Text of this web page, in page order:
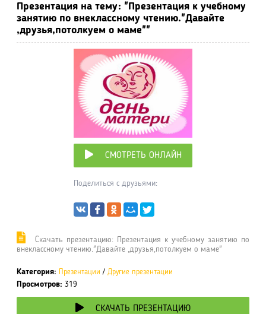
Презентация на тему: "Презентация к учебному
занятию по внеклассному чтению."Давайте
,друзья,потолкуем о маме""
СМОТРЕТЬ ОНЛАЙН
Поделиться с друзьями:
Cкачать презентацию: Презентация к учебному занятию по
внеклассному чтению."Давайте ,друзья,потолкуем о маме"
Категория: Презентации / Другие презентации
Просмотров: 319
СКАЧАТЬ ПРЕЗЕНТАЦИЮ